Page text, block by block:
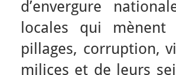
d’envergure
locales qui mènent
pillages, corruption,
milices et de leurs